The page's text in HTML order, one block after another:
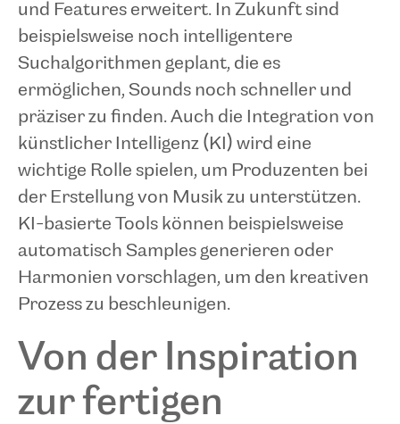
und Features erweitert. In Zukunft sind
beispielsweise noch intelligentere
Suchalgorithmen geplant, die es
ermöglichen, Sounds noch schneller und
präziser zu finden. Auch die Integration von
künstlicher Intelligenz (KI) wird eine
wichtige Rolle spielen, um Produzenten bei
der Erstellung von Musik zu unterstützen.
KI-basierte Tools können beispielsweise
automatisch Samples generieren oder
Harmonien vorschlagen, um den kreativen
Prozess zu beschleunigen.
Von der Inspiration
zur fertigen